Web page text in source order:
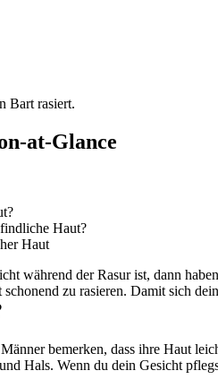
at-Glance
Haut?
Haut
während der Rasur ist, dann
zu rasieren. Damit sich
bemerken, dass ihre Haut
Hals. Wenn du dein Gesicht